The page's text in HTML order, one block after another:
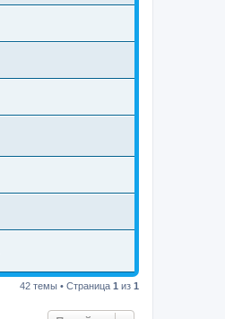
42 темы • Страница 1 из 1